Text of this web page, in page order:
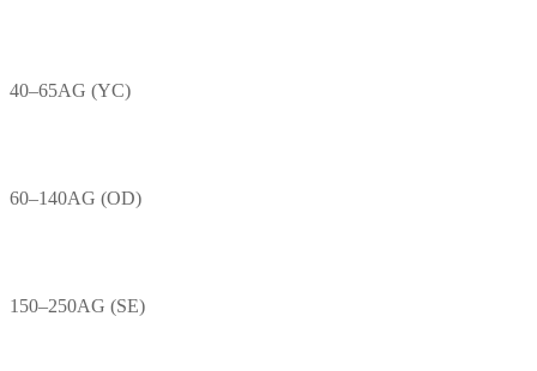
40–65AG (YC)
60–140AG (OD)
150–250AG (SE)